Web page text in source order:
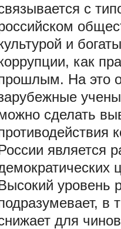
с
и
как
На это
сделать
является
уровень
в
для